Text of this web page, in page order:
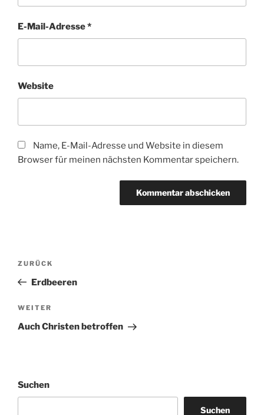
E-Mail-Adresse*
Website
Name, E-Mail-Adresse und Website in diesem
Browser für meinen nächsten Kommentar speichern.
Beitragsnavigation
Vorheriger
Beitrag
ZURÜCK
Erdbeeren
Nächster
Beitrag
WEITER
Auch Christen betroffen
Suchen
Suchen